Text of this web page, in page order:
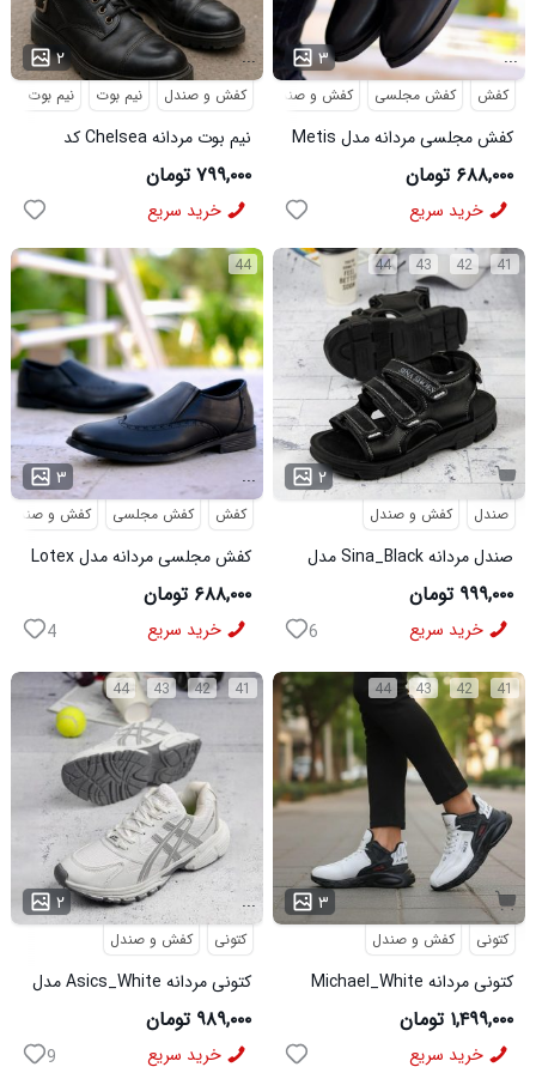
۲ ...
کفش و صندل نیم بوت نیم بوت
نیم بوت مردانه Chelsea کد
6413
۷۹۹,۰۰۰ تومان
خرید سریع
۳ ...
کفش کفش مجلسی کفش و صندل
کفش مجلسی مردانه مدل Metis
کد 6328
۶۸۸,۰۰۰ تومان
خرید سریع
44
۳ ...
کفش کفش مجلسی کفش و صندل
کفش مجلسی مردانه مدل Lotex
کد6330
۶۸۸,۰۰۰ تومان
خرید سریع 4
41
42
43
44
۲
صندل کفش و صندل
صندل مردانه Sina_Black مدل
3973
۹۹۹,۰۰۰ تومان
خرید سریع 6
41
42
43
44
۲ ...
کتونی کفش و صندل
کتونی مردانه Asics_White مدل
3975
۹۸۹,۰۰۰ تومان
خرید سریع 9
41
42
43
44
۳
کتونی کفش و صندل
کتونی مردانه Michael_White
مدل 3844
۱,۴۹۹,۰۰۰ تومان
خرید سریع